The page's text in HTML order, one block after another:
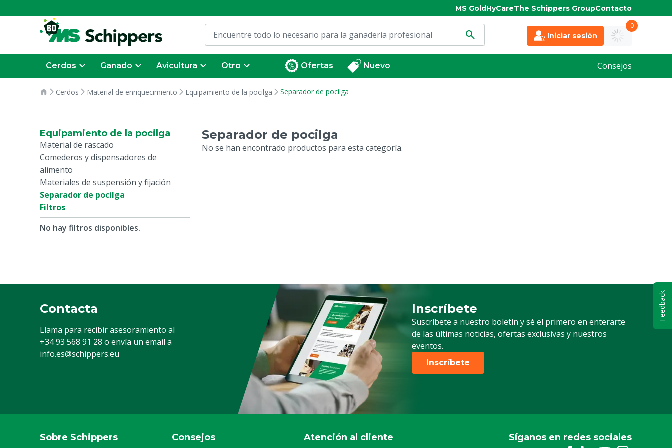
MS GoldHyCareThe Schippers GroupContacto
Iniciar sesión
0
Cerdos Ganado Avicultura Otro Ofertas Nuevo Consejos
Cerdos Material de enriquecimiento Equipamiento de la pocilga Separador de pocilga
Equipamiento de la pocilga
Material de rascado
Comederos y dispensadores de
alimento
Materiales de suspensión y fijación
Separador de pocilga
Filtros
No hay filtros disponibles.
Separador de pocilga
No se han encontrado productos para esta categoría.
Contacta
Llama para recibir asesoramiento al
+34 93 568 91 28 o envía un email a
info.es@schippers.eu
Inscríbete
Suscríbete a nuestro boletín y sé el primero en enterarte
de las últimas noticias, ofertas exclusivas y nuestros
eventos.
Suscripción a nuestro boletín
Inscríbete
Sobre Schippers Consejos Atención al cliente Síganos en redes sociales
Feedback